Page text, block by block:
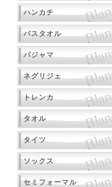
ハンカチ
バスタオル
パジャマ
ネグリジェ
トレンカ
タオル
タイツ
ソックス
セミフォーマル